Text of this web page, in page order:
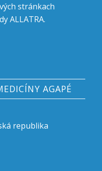
stránkach
ALLATRA.
AGAPÉ
republika